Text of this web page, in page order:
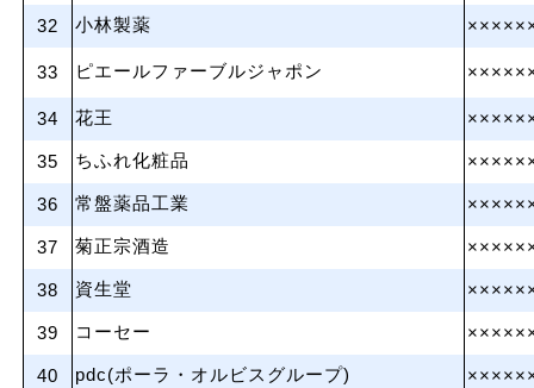
32 小林製薬
33 ピエールファーブルジャポン
34 花王
35 ちふれ化粧品
36 常盤薬品工業
37 菊正宗酒造
38 資生堂
39 コーセー
40 pdc(ポーラ・オルビスグループ)